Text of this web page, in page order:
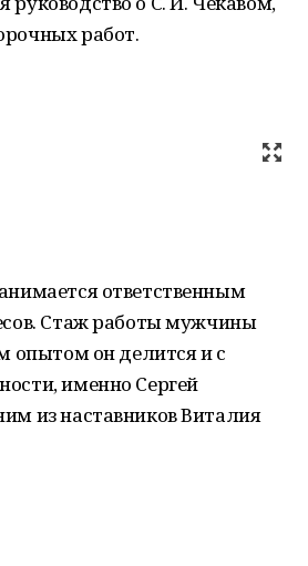
работ.
ответственным
Стаж работы мужчины
опытом он делится и с
именно Сергей
из наставников Виталия